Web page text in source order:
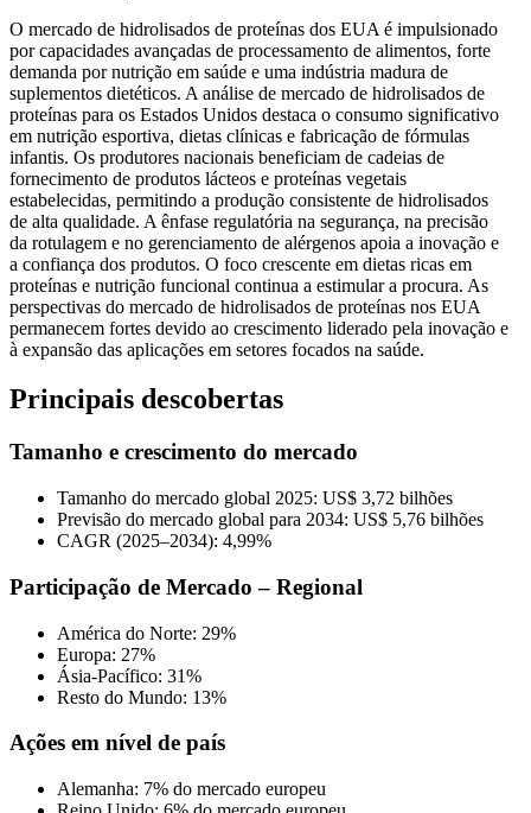
O mercado de hidrolisados ​​de proteínas dos EUA é impulsionado
por capacidades avançadas de processamento de alimentos, forte
demanda por nutrição em saúde e uma indústria madura de
suplementos dietéticos. A análise de mercado de hidrolisados ​​de
proteínas para os Estados Unidos destaca o consumo significativo
em nutrição esportiva, dietas clínicas e fabricação de fórmulas
infantis. Os produtores nacionais beneficiam de cadeias de
fornecimento de produtos lácteos e proteínas vegetais
estabelecidas, permitindo a produção consistente de hidrolisados ​​
de alta qualidade. A ênfase regulatória na segurança, na precisão
da rotulagem e no gerenciamento de alérgenos apoia a inovação e
a confiança dos produtos. O foco crescente em dietas ricas em
proteínas e nutrição funcional continua a estimular a procura. As
perspectivas do mercado de hidrolisados ​​de proteínas nos EUA
permanecem fortes devido ao crescimento liderado pela inovação e
à expansão das aplicações em setores focados na saúde.
Principais descobertas
Tamanho e crescimento do mercado
Tamanho do mercado global 2025: US$ 3,72 bilhões
Previsão do mercado global para 2034: US$ 5,76 bilhões
CAGR (2025–2034): 4,99%
Participação de Mercado – Regional
América do Norte: 29%
Europa: 27%
Ásia-Pacífico: 31%
Resto do Mundo: 13%
Ações em nível de país
Alemanha: 7% do mercado europeu